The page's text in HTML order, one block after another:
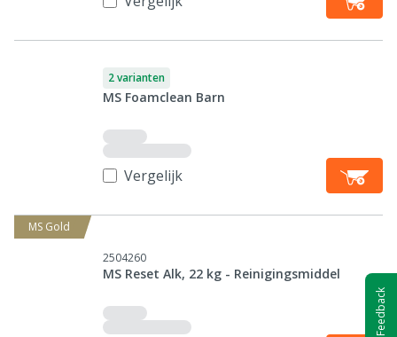
2 varianten
MS Foamclean Barn
Vergelijk
MS Gold
2504260
MS Reset Alk, 22 kg - Reinigingsmiddel
Feedback